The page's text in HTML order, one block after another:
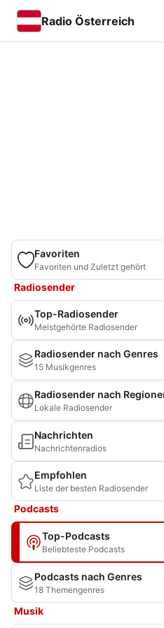
Radio Österreich
Favoriten
Favoriten und Zuletzt gehört
Radiosender
Top-Radiosender
Meistgehörte Radiosender
Radiosender nach Genres
15 Musikgenres
Radiosender nach
Lokale Radiosender
Nachrichten
Nachrichtenradios
Empfohlen
Liste der besten Radiosender
Podcasts
Top-Podcasts
Beliebteste Podcasts
Podcasts nach Genres
18 Themengenres
Musik